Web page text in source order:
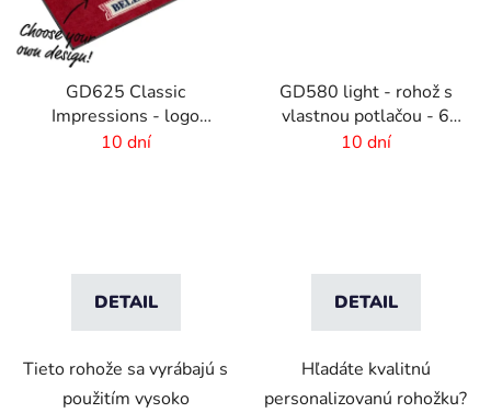
GD625 Classic
Impressions - logo
rohož s HD potlačou - 6
10 dní
DETAIL
Tieto rohože sa vyrábajú s
použitím vysoko
GD580 light - rohož s
vlastnou potlačou - 6
mm vlas
10 dní
DETAIL
Hľadáte kvalitnú
personalizovanú rohožku?